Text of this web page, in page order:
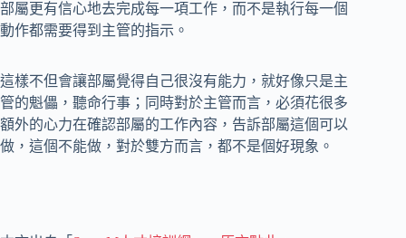
部屬更有信心地去完成每一項工作，而不是執行每一個
動作都需要得到主管的指示。
這樣不但會讓部屬覺得自己很沒有能力，就好像只是主
管的魁儡，聽命行事；同時對於主管而言，必須花很多
額外的心力在確認部屬的工作內容，告訴部屬這個可以
做，這個不能做，對於雙方而言，都不是個好現象。